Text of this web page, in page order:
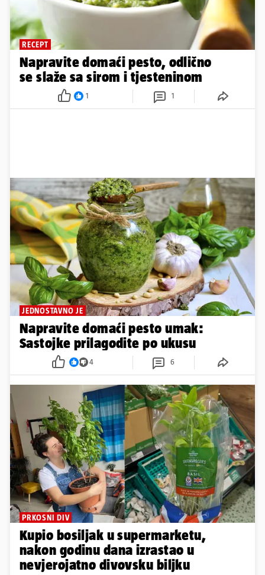
RECEPT
Napravite domaći pesto, odlično
se slaže sa sirom i tjesteninom
1 1
JEDNOSTAVNO JE
Napravite domaći pesto umak:
Sastojke prilagodite po ukusu
4 6
PRKOSNI DIV
Kupio bosiljak u supermarketu,
nakon godinu dana izrastao u
nevjerojatno divovsku biljku